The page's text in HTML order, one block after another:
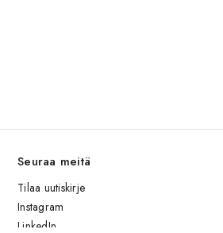
Seuraa meitä
Tilaa uutiskirje
Instagram
LinkedIn